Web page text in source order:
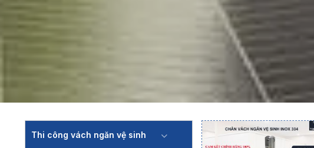
Thi công vách ngăn vệ sinh